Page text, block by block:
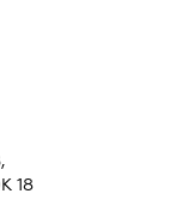
18